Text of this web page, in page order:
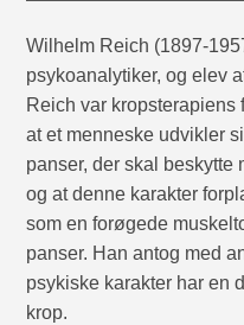
Wilhelm Reich (1897-
psykoanalytiker, og elev
Reich var kropsterapiens
at et menneske udvikler
panser, der skal beskytte
og at denne karakter
som en forøgede
panser. Han antog med
psykiske karakter har en
krop.